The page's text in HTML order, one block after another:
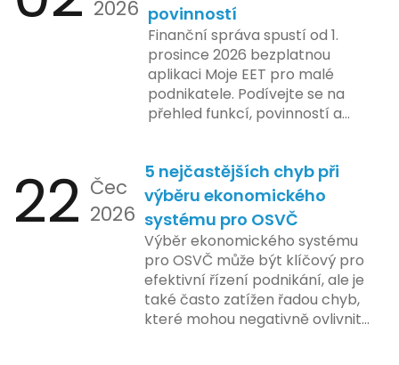
2026 povinností
Finanční správa spustí od 1.
prosince 2026 bezplatnou
aplikaci Moje EET pro malé
podnikatele. Podívejte se na
přehled funkcí, povinností a
22 Čec
2026
5 nejčastějších chyb při
výběru ekonomického
systému pro OSVČ
Výběr ekonomického systému
pro OSVČ může být klíčový pro
efektivní řízení podnikání, ale je
také často zatížen řadou chyb,
které mohou negativně ovlivnit